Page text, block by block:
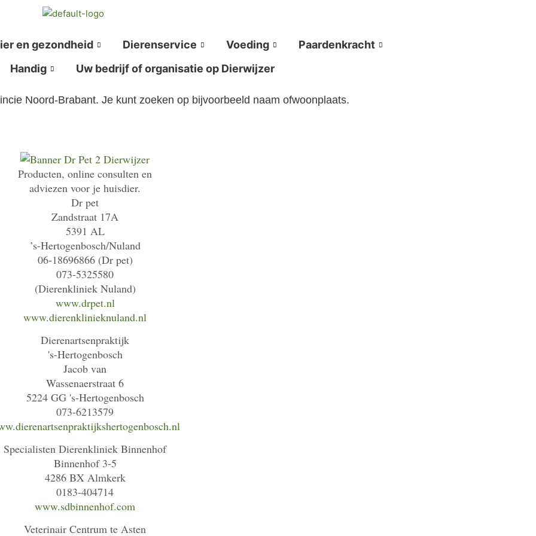
en gezondheid Dierenservice Voeding
Paardenkracht
Handig
Uw bedrijf of organisatie op Dierwijzer
Noord-Brabant. Je kunt zoeken op bijvoorbeeld naam ofwoonplaats.
Producten, online consulten en
adviezen voor je huisdier.
Dr pet
Zandstraat 17A
5391 AL
’s-Hertogenbosch/Nuland
06-18696866 (Dr pet)
073-5325580
(Dierenkliniek Nuland)
www.drpet.nl
www.dierenklinieknuland.nl
Dierenartsenpraktijk
's-Hertogenbosch
Jacob van
Wassenaerstraat 6
5224 GG 's-Hertogenbosch
073-6213579
Specialisten Dierenkliniek Binnenhof
Binnenhof 3-5
4286 BX Almkerk
0183-404714
www.sdbinnenhof.com
Veterinair Centrum te Asten